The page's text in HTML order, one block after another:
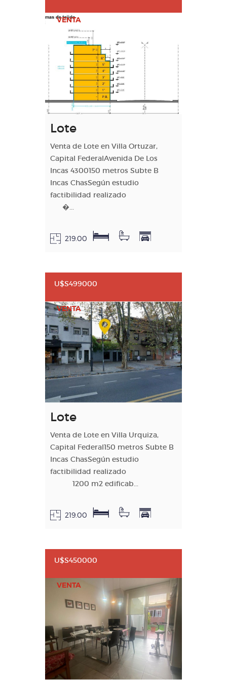
VENTA
Lote
Venta de Lote en Villa Ortuzar,
Capital FederalAvenida De Los
Incas 4300150 metros Subte B
Incas ChasSegún estudio
factibilidad realizado
�...
219.00
U$S499000
VENTA
Lote
Venta de Lote en Villa Urquiza,
Capital Federal150 metros Subte B
Incas ChasSegún estudio
factibilidad realizado
1200 m2 edificab...
219.00
U$S450000
VENTA